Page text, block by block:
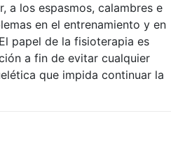
a los espasmos, calambres e
en el entrenamiento y en
papel de la fisioterapia es
a fin de evitar cualquier
que impida continuar la